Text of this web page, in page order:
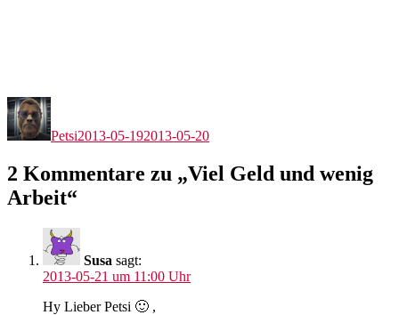
Autor
Petsi2013-05-192013-05-20
2 Kommentare zu „Viel Geld und wenig
Arbeit“
Susa sagt:
2013-05-21 um 11:00 Uhr
Hy Lieber Petsi 🙂 ,